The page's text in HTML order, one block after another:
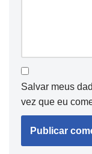
Salvar meus
vez que eu